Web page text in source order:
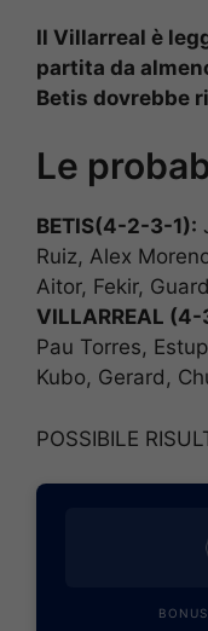
Il Villarreal è
partita da
Betis dovrebbe
Le
BETIS(4-2-3-1):
Ruiz, Alex
Aitor, Fekir,
VILLARREAL
Pau Torres,
Kubo, Gerard,
POSSIBILE